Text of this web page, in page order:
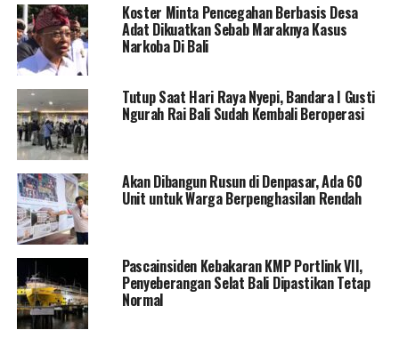
Koster Minta Pencegahan Berbasis Desa
Adat Dikuatkan Sebab Maraknya Kasus
Narkoba Di Bali
Tutup Saat Hari Raya Nyepi, Bandara I Gusti
Ngurah Rai Bali Sudah Kembali Beroperasi
Akan Dibangun Rusun di Denpasar, Ada 60
Unit untuk Warga Berpenghasilan Rendah
Pascainsiden Kebakaran KMP Portlink VII,
Penyeberangan Selat Bali Dipastikan Tetap
Normal